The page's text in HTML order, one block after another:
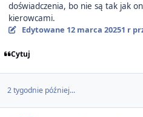
doświadczenia, bo nie są tak jak
kierowcami.
Edytowane 12 marca 20251 r
Cytuj
2 tygodnie później...